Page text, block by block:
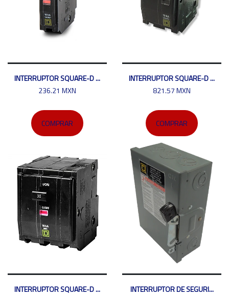
INTERRUPTOR SQUARE-D ...
236.21 MXN
COMPRAR
INTERRUPTOR SQUARE-D ...
821.57 MXN
COMPRAR
INTERRUPTOR SQUARE-D ...
INTERRUPTOR DE SEGURI...